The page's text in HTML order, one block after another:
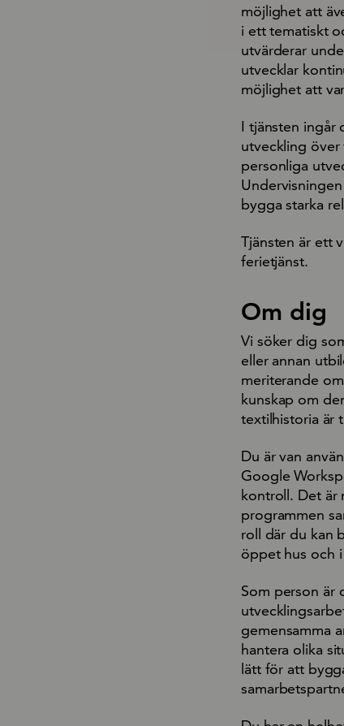
möjlighet att
i ett tematiskt
utvärderar
utvecklar
möjlighet att
I tjänsten ingår
utveckling
personliga
bygga starka
Tjänsten är ett
ferietjänst.
Om dig
Vi söker dig
eller annan
meriterande
kunskap om
textilhistoria är
Du är van
Google
kontroll. Det är
programmen
roll där du kan
öppet hus och
Som person är
gemensamma
hantera olika
lätt för att